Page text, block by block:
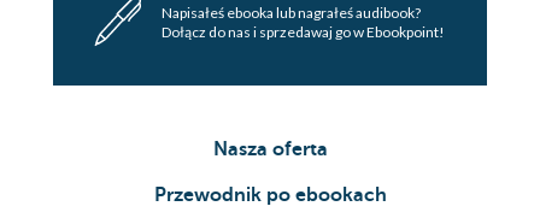
Napisałeś ebooka lub nagrałeś audibook?
Dołącz do nas i sprzedawaj go w Ebookpoint!
Nasza oferta
Przewodnik po ebookach